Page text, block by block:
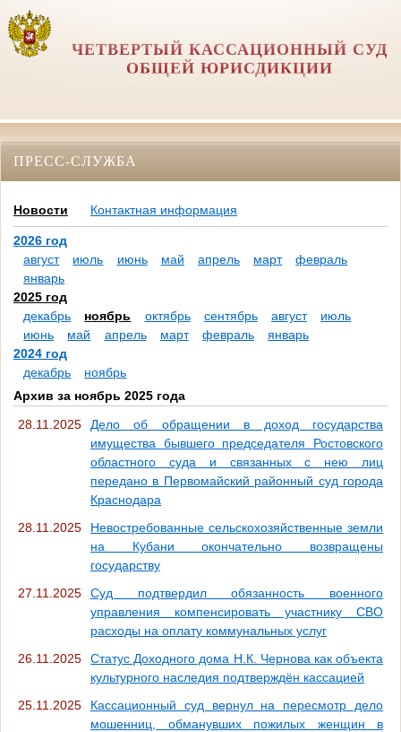
ЧЕТВЕРТЫЙ КАССАЦИОННЫЙ СУД
ОБЩЕЙ ЮРИСДИКЦИИ
ПРЕСС-СЛУЖБА
Новости Контактная информация
2026 год
август
июль июнь май апрель март
февраль
январь
2025 год
декабрь
ноябрь октябрь сентябрь август
июль
июнь
май апрель март февраль
январь
2024 год
декабрь
ноябрь
Архив за ноябрь 2025 года
28.11.2025
Дело об обращении в доход государства
имущества бывшего председателя Ростовского
областного суда и связанных с нею лиц
передано в Первомайский районный суд города
Краснодара
28.11.2025
Невостребованные сельскохозяйственные земли
на Кубани окончательно возвращены
государству
27.11.2025
Суд подтвердил обязанность военного
управления компенсировать участнику СВО
расходы на оплату коммунальных услуг
26.11.2025
Статус Доходного дома Н.К. Чернова как объекта
культурного наследия подтверждён кассацией
25.11.2025
Кассационный суд вернул на пересмотр дело
мошенниц, обманувших пожилых женщин в